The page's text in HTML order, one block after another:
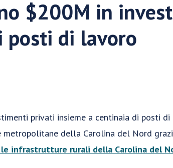
$200M in
posti di lavoro
privati insieme a centinaia di posti
metropolitane della Carolina del Nord
infrastrutture rurali della Carolina del